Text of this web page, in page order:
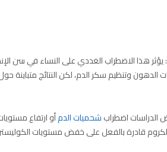
: يؤثر هذا الاضطراب الغددي على النساء في سن
وتنظيم سكر الدم، لكن النتائج متباينة
اضطرابشحميات الدمأو ارتفاع
قادرة بالفعل على خفض مستويات